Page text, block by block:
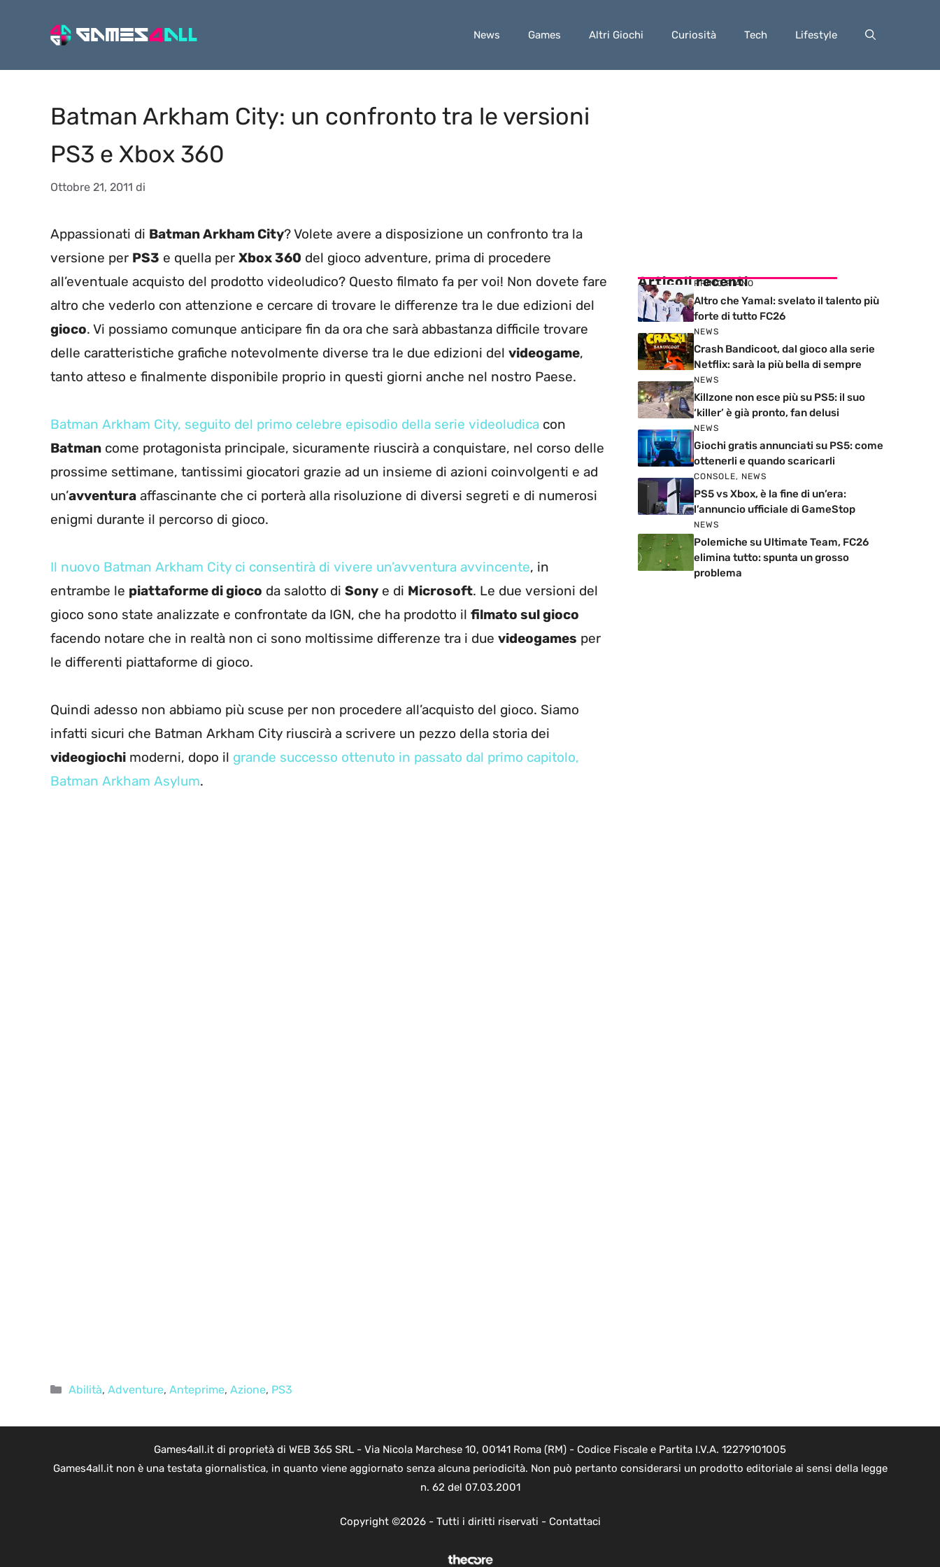
News Games Altri Giochi Curiosità Tech Lifestyle
Batman Arkham City: un confronto tra le versioni
PS3 e Xbox 360
Ottobre 21, 2011 di
Appassionati di Batman Arkham City? Volete avere a disposizione un confronto tra la
versione per PS3 e quella per Xbox 360 del gioco adventure, prima di procedere
all’eventuale acquisto del prodotto videoludico? Questo filmato fa per voi! Non dovete fare
altro che vederlo con attenzione e cercare di trovare le differenze tra le due edizioni del
gioco. Vi possiamo comunque anticipare fin da ora che sarà abbastanza difficile trovare
delle caratteristiche grafiche notevolmente diverse tra le due edizioni del videogame,
tanto atteso e finalmente disponibile proprio in questi giorni anche nel nostro Paese.
Batman Arkham City, seguito del primo celebre episodio della serie videoludica con
Batman come protagonista principale, sicuramente riuscirà a conquistare, nel corso delle
prossime settimane, tantissimi giocatori grazie ad un insieme di azioni coinvolgenti e ad
un’avventura affascinante che ci porterà alla risoluzione di diversi segreti e di numerosi
enigmi durante il percorso di gioco.
Il nuovo Batman Arkham City ci consentirà di vivere un’avventura avvincente, in
entrambe le piattaforme di gioco da salotto di Sony e di Microsoft. Le due versioni del
gioco sono state analizzate e confrontate da IGN, che ha prodotto il filmato sul gioco
facendo notare che in realtà non ci sono moltissime differenze tra i due videogames per
le differenti piattaforme di gioco.
Quindi adesso non abbiamo più scuse per non procedere all’acquisto del gioco. Siamo
infatti sicuri che Batman Arkham City riuscirà a scrivere un pezzo della storia dei
videogiochi moderni, dopo il grande successo ottenuto in passato dal primo capitolo,
Batman Arkham Asylum.
Categorie
Abilità, Adventure, Anteprime, Azione, PS3
Articoli recenti
PRIMO PIANO
Altro che Yamal: svelato il talento più
forte di tutto FC26
NEWS
Crash Bandicoot, dal gioco alla serie
Netflix: sarà la più bella di sempre
NEWS
Killzone non esce più su PS5: il suo
‘killer’ è già pronto, fan delusi
NEWS
Giochi gratis annunciati su PS5: come
ottenerli e quando scaricarli
CONSOLE, NEWS
PS5 vs Xbox, è la fine di un’era:
l’annuncio ufficiale di GameStop
NEWS
Polemiche su Ultimate Team, FC26
elimina tutto: spunta un grosso
problema
Games4all.it di proprietà di WEB 365 SRL - Via Nicola Marchese 10, 00141 Roma (RM) - Codice Fiscale e Partita I.V.A. 12279101005
Games4all.it non è una testata giornalistica, in quanto viene aggiornato senza alcuna periodicità. Non può pertanto considerarsi un prodotto editoriale ai sensi della legge
n. 62 del 07.03.2001
Copyright ©2026 - Tutti i diritti riservati - Contattaci